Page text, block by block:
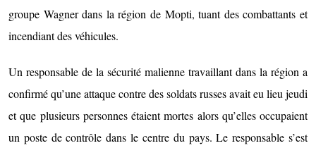
groupe Wagner dans la région de Mopti, tuant des combattants et
incendiant des véhicules.
Un responsable de la sécurité malienne travaillant dans la région a
confirmé qu’une attaque contre des soldats russes avait eu lieu jeudi
et que plusieurs personnes étaient mortes alors qu’elles occupaient
un poste de contrôle dans le centre du pays. Le responsable s’est